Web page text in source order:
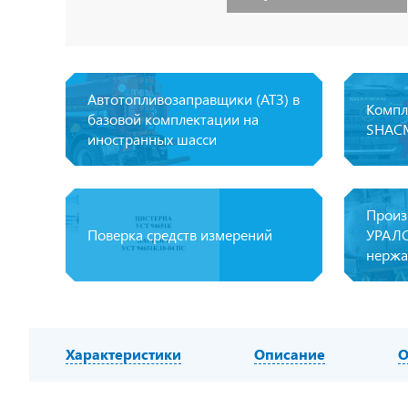
Автотопливозаправщики (АТЗ) в
базовой комплектации на
иностранных шасси
Поверка средств измерений
Характеристики Описание